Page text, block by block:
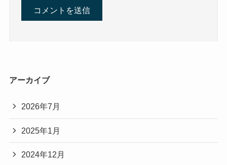
アーカイブ
2026年7月
2025年1月
2024年12月